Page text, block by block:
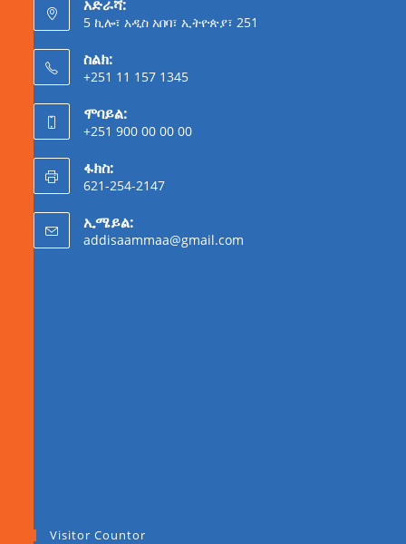
አድራሻ:
5 ኪሎ፣ አዲስ አበባ፣ ኢትዮጵያ፣ 251
ስልክ:
+251 11 157 1345
ሞባይል:
+251 900 00 00 00
ፋክስ:
621-254-2147
ኢሜይል:
addisaammaa@gmail.com
Visitor Countor